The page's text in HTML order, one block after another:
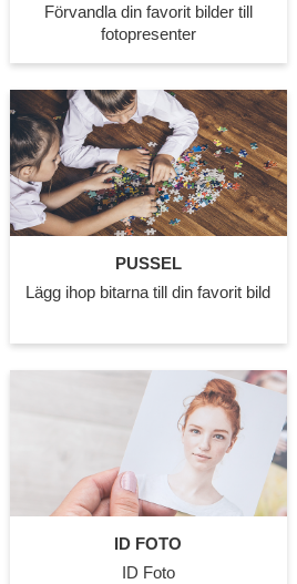
Förvandla din favorit bilder till
fotopresenter
PUSSEL
Lägg ihop bitarna till din favorit bild
ID FOTO
ID Foto